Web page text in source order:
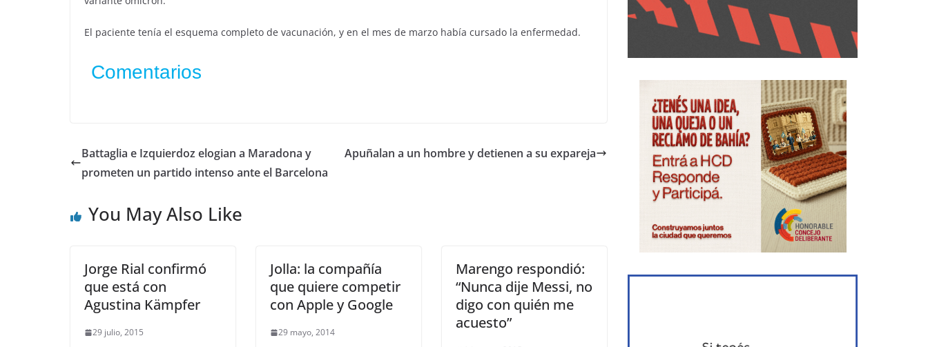
El paciente tenía el esquema completo de vacunación, y en el mes de marzo había cursado la enfermedad.
Comentarios
Battaglia e Izquierdoz elogian a Maradona y
prometen un partido intenso ante el Barcelona
Apuñalan a un hombre y detienen a su expareja
You May Also Like
Jorge Rial confirmó
que está con
Agustina Kämpfer
29 julio, 2015
Jolla: la compañía
que quiere competir
con Apple y Google
29 mayo, 2014
Marengo respondió:
“Nunca dije Messi, no
digo con quién me
acuesto”